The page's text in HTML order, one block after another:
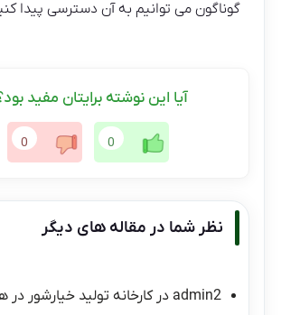
گوناگون می توانیم به آن دسترسی پیدا
آیا این نوشته برایتان مفید
0
0
نظر شما در مقاله های دیگر
admin2 درکارخانه تولید خیارشور